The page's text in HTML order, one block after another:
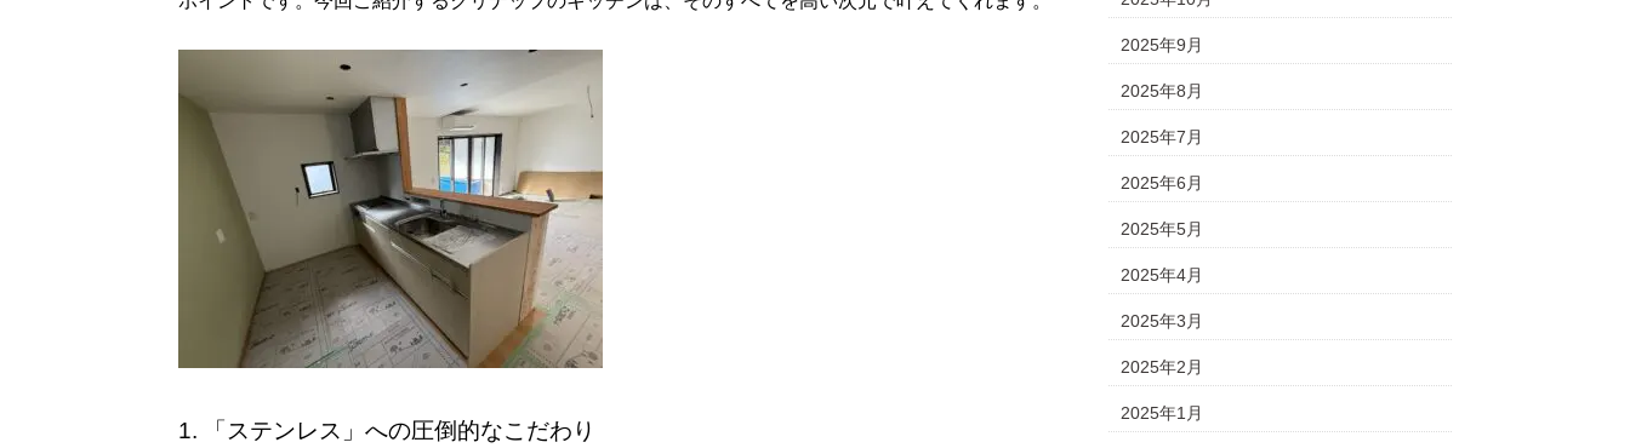
1. 「ステンレス」への圧倒的なこだわり
2025年9月
2025年8月
2025年7月
2025年6月
2025年5月
2025年4月
2025年3月
2025年2月
2025年1月